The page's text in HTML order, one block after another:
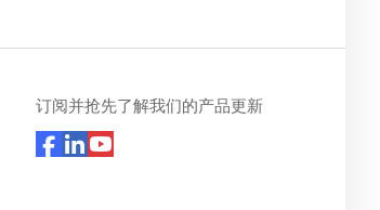
订阅并抢先了解我们的产品更新